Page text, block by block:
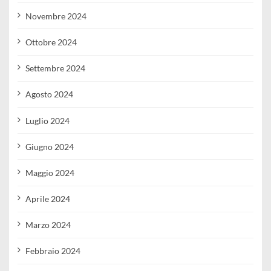
Novembre 2024
Ottobre 2024
Settembre 2024
Agosto 2024
Luglio 2024
Giugno 2024
Maggio 2024
Aprile 2024
Marzo 2024
Febbraio 2024